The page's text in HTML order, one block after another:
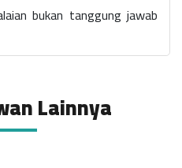
bukan tanggung jawab
Lainnya